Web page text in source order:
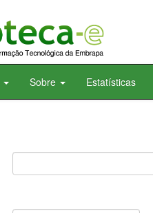
Sobre Estatísticas